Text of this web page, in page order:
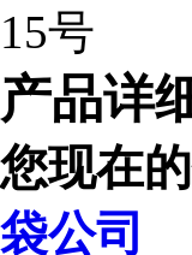
15号
产品详
您现在
袋公司